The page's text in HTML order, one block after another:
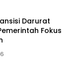
Darurat
Fokus